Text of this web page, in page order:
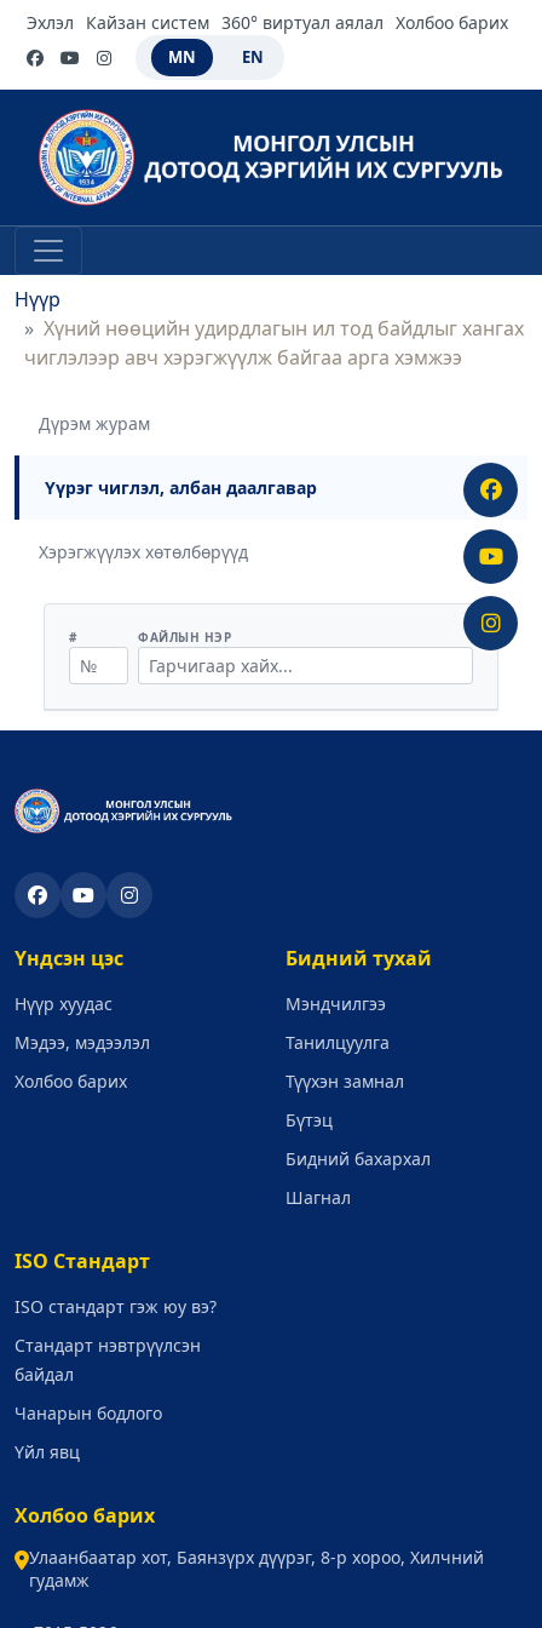
Эхлэл Кайзан систем 360° виртуал аялал Холбоо барих
MN EN
Нүүр
Хүний нөөцийн удирдлагын ил тод байдлыг хангах
чиглэлээр авч хэрэгжүүлж байгаа арга хэмжээ
Дүрэм журам
Үүрэг чиглэл, албан даалгавар ●
Хэрэгжүүлэх хөтөлбөрүүд
# ФАЙЛЫН НЭР
Үндсэн цэс
Нүүр хуудас
Мэдээ, мэдээлэл
Холбоо барих
Бидний тухай
Мэндчилгээ
Танилцуулга
Түүхэн замнал
Бүтэц
Бидний бахархал
Шагнал
ISO Стандарт
ISO стандарт гэж юу вэ?
Стандарт нэвтрүүлсэн
байдал
Чанарын бодлого
Үйл явц
Холбоо барих
Улаанбаатар хот, Баянзүрх дүүрэг, 8-р хороо, Хилчний
гудамж